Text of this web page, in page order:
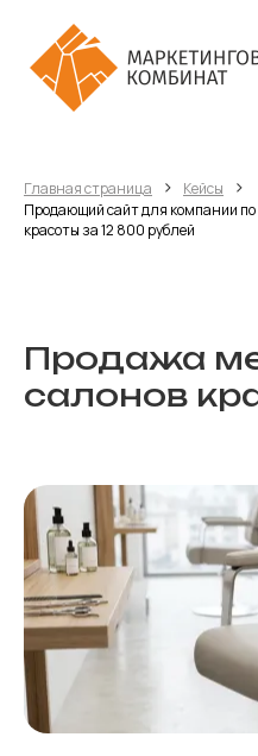
Главная страница › Кейсы ›
Продающий сайт для компании
красоты за 12 800 рублей
Продажа
салонов